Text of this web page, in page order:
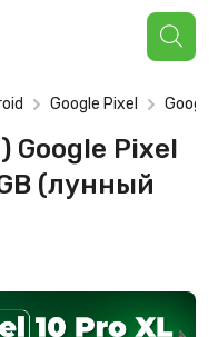
Поиск
товаров
Google Pixel Google
Google Pixel
(лунный